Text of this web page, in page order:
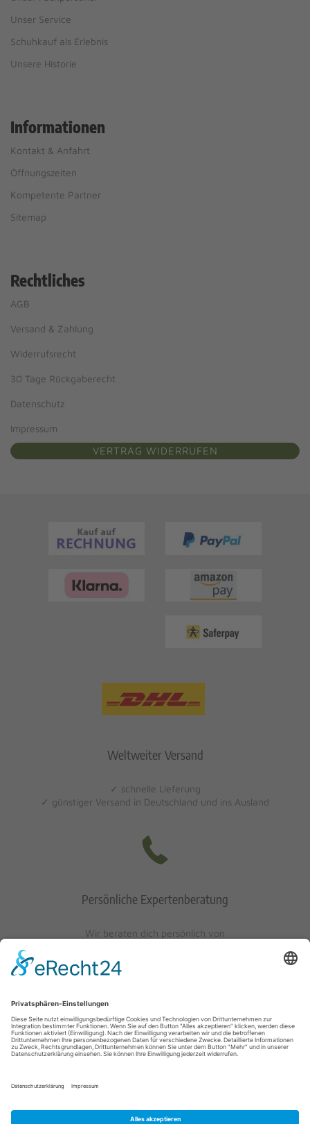
Unser Service
Schuhkauf als Erlebnis
Unsere Historie
Informationen
Kontakt & Anfahrt
Öffnungszeiten
Kompetente Partner
Sitemap
Rechtliches
AGB
Versand & Zahlung
Widerrufsrecht
30 Tage Rückgaberecht
Datenschutz
Impressum
VERTRAG WIDERRUFEN
Weltweiter Versand
✓ schnelle Lieferung
✓ günstiger Versand in Deutschland und ins Ausland
Persönliche Expertenberatung
Wir beraten dich persönlich von
0621/405401-10